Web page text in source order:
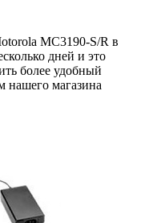
MC3190-S/R в
дней и это
более удобный
нашего магазина